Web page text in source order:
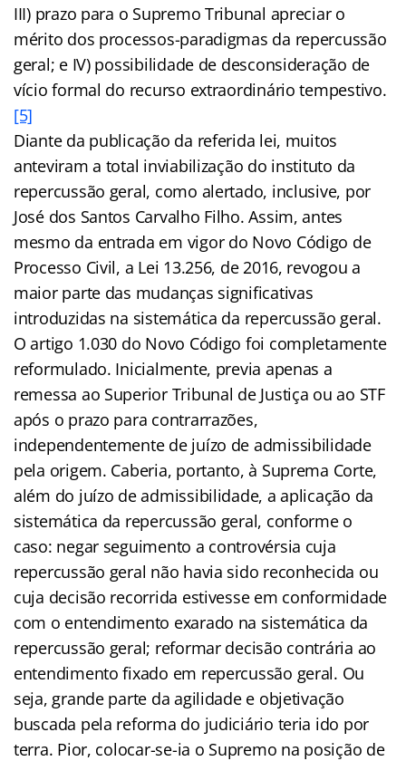
III) prazo para o Supremo Tribunal apreciar o
mérito dos processos-paradigmas da repercussão
geral; e IV) possibilidade de desconsideração de
vício formal do recurso extraordinário tempestivo.
[5]
Diante da publicação da referida lei, muitos
anteviram a total inviabilização do instituto da
repercussão geral, como alertado, inclusive, por
José dos Santos Carvalho Filho. Assim, antes
mesmo da entrada em vigor do Novo Código de
Processo Civil, a Lei 13.256, de 2016, revogou a
maior parte das mudanças significativas
introduzidas na sistemática da repercussão geral.
O artigo 1.030 do Novo Código foi completamente
reformulado. Inicialmente, previa apenas a
remessa ao Superior Tribunal de Justiça ou ao STF
após o prazo para contrarrazões,
independentemente de juízo de admissibilidade
pela origem. Caberia, portanto, à Suprema Corte,
além do juízo de admissibilidade, a aplicação da
sistemática da repercussão geral, conforme o
caso: negar seguimento a controvérsia cuja
repercussão geral não havia sido reconhecida ou
cuja decisão recorrida estivesse em conformidade
com o entendimento exarado na sistemática da
repercussão geral; reformar decisão contrária ao
entendimento fixado em repercussão geral. Ou
seja, grande parte da agilidade e objetivação
buscada pela reforma do judiciário teria ido por
terra. Pior, colocar-se-ia o Supremo na posição de